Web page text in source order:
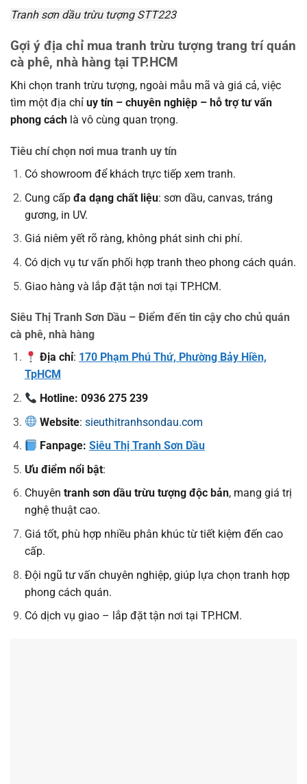
Tranh sơn dầu trừu tượng STT223
Gợi ý địa chỉ mua tranh trừu tượng trang trí quán
cà phê, nhà hàng tại TP.HCM
Khi chọn tranh trừu tượng, ngoài mẫu mã và giá cả, việc
tìm một địa chỉ uy tín – chuyên nghiệp – hỗ trợ tư vấn
phong cách là vô cùng quan trọng.
Tiêu chí chọn nơi mua tranh uy tín
Có showroom để khách trực tiếp xem tranh.
Cung cấp đa dạng chất liệu: sơn dầu, canvas, tráng
gương, in UV.
Giá niêm yết rõ ràng, không phát sinh chi phí.
Có dịch vụ tư vấn phối hợp tranh theo phong cách quán.
Giao hàng và lắp đặt tận nơi tại TP.HCM.
Siêu Thị Tranh Sơn Dầu – Điểm đến tin cậy cho chủ quán
cà phê, nhà hàng
Địa chỉ: 170 Phạm Phú Thứ, Phường Bảy Hiền,
TpHCM
Hotline: 0936 275 239
Website:sieuthitranhsondau.com
Fanpage:Siêu Thị Tranh Sơn Dầu
Ưu điểm nổi bật:
Chuyên tranh sơn dầu trừu tượng độc bản, mang giá trị
nghệ thuật cao.
Giá tốt, phù hợp nhiều phân khúc từ tiết kiệm đến cao
cấp.
Đội ngũ tư vấn chuyên nghiệp, giúp lựa chọn tranh hợp
phong cách quán.
Có dịch vụ giao – lắp đặt tận nơi tại TP.HCM.